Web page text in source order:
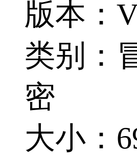
版本：
类别：
密
大小：